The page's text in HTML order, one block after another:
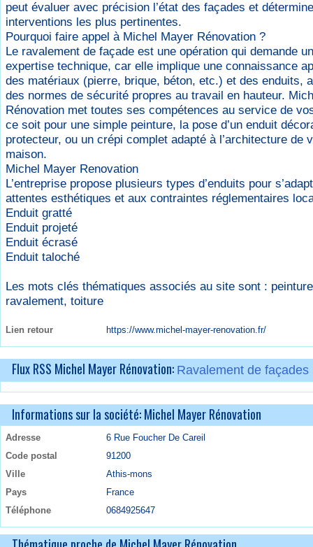
peut évaluer avec précision l’état des façades et
interventions les plus pertinentes.
Pourquoi faire appel à Michel Mayer Rénovation ?
Le ravalement de façade est une opération qui demande
expertise technique, car elle implique une connaissance
des matériaux (pierre, brique, béton, etc.) et des enduits,
des normes de sécurité propres au travail en hauteur.
Rénovation met toutes ses compétences au service de
ce soit pour une simple peinture, la pose d’un enduit
protecteur, ou un crépi complet adapté à l’architecture de
maison.
Michel Mayer Renovation
L’entreprise propose plusieurs types d’enduits pour
attentes esthétiques et aux contraintes réglementaires
Enduit gratté
Enduit projeté
Enduit écrasé
Enduit taloché
Les mots clés thématiques associés au site sont : peinture
ravalement, toiture
Lien retour https://www.michel-mayer-renovation.fr/
Flux RSS Michel Mayer Rénovation: Ravalement de façades
Informations sur la société: Michel Mayer Rénovation
Adresse
6 Rue Foucher De Careil
Code postal
91200
Ville
Athis-mons
Pays
France
Téléphone
0684925647